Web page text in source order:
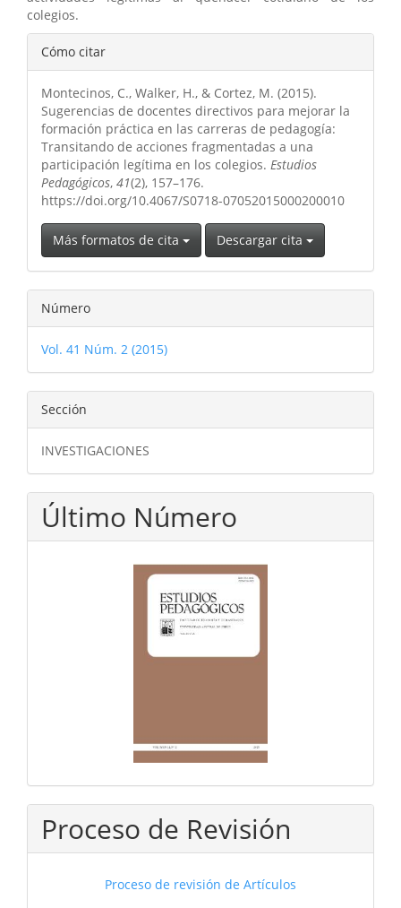
colegios.
Detalles
del
artículo
Cómo citar
Montecinos, C., Walker, H., & Cortez, M. (2015).
Sugerencias de docentes directivos para mejorar la
formación práctica en las carreras de pedagogía:
Transitando de acciones fragmentadas a una
participación legítima en los colegios. Estudios
Pedagógicos, 41(2), 157–176.
https://doi.org/10.4067/S0718-07052015000200010
Más formatos de cita Descargar cita
Número
Vol. 41 Núm. 2 (2015)
Sección
INVESTIGACIONES
Último Número
Proceso de Revisión
Proceso de revisión de Artículos